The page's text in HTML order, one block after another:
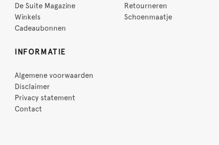
De Suite Magazine
Winkels
Cadeaubonnen
Retourneren
Schoenmaatje
INFORMATIE
Algemene voorwaarden
Disclaimer
Privacy statement
Contact